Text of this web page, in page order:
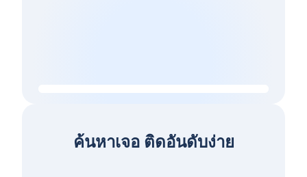
ค้นหาเจอ ติดอันดับง่าย